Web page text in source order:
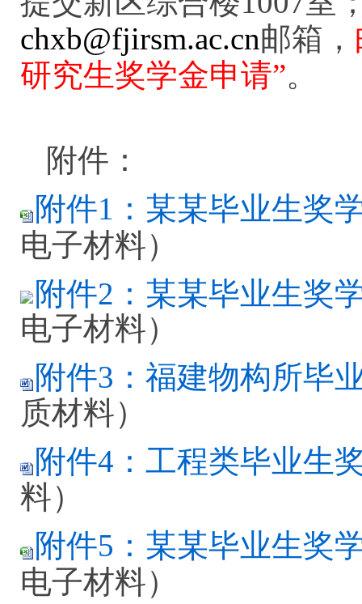
chxb@fjirsm.ac.cn邮箱，
研究生奖学金申请”。
附件：
附件1：某某毕业生奖
电子材料）
附件2：某某毕业生奖
电子材料）
附件3：福建物构所毕
质材料）
附件4：工程类毕业生
料）
附件5：某某毕业生奖
电子材料）